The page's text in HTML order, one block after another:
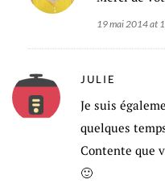
19 mai 2014 at
JULIE
Je suis
quelques
Contente que
🙂